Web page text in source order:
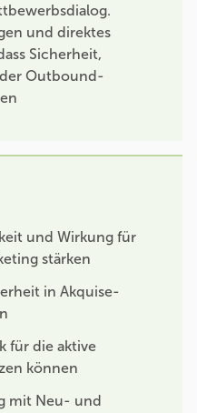
und direktes
Sicherheit,
Outbound-
und Wirkung für
stärken
in Akquise-
für die aktive
können
mit Neu- und